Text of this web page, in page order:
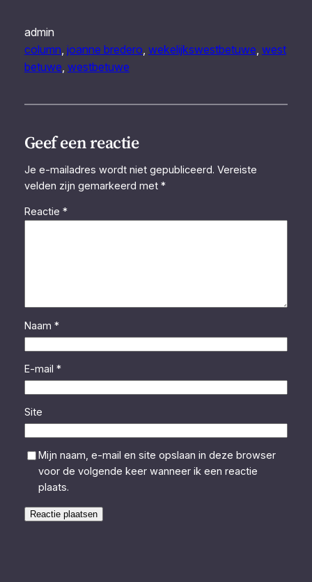
admin
column, joanne bredero, wekelijkswestbetuwe, west
betuwe, westbetuwe
Geef een reactie
Je e-mailadres wordt niet gepubliceerd. Vereiste
velden zijn gemarkeerd met *
Reactie *
Naam *
E-mail *
Site
Mijn naam, e-mail en site opslaan in deze browser
voor de volgende keer wanneer ik een reactie
plaats.